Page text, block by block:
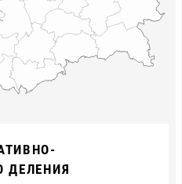
ДЕЛЕНИЯ